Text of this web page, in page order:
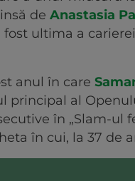
de Anastasia
fost ultima a
anul în care
principal al
în „Slam-ul
în cui, la 37 de